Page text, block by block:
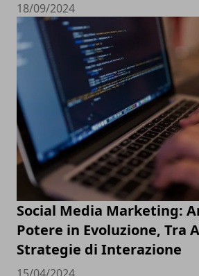
18/09/2024
Social Media Marketing:
Potere in Evoluzione, Tra
Strategie di Interazione